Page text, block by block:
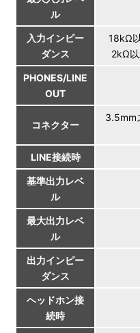
ル
入力インピー
ダンス
18kΩ
2kΩ以
PHONES/LINE
OUT
コネクター
3.5mm
LINE接続時
基準出力レベ
ル
最大出力レベ
ル
出力インピー
ダンス
ヘッドホン接
続時